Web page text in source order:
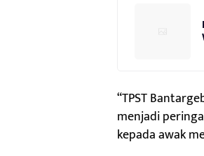
“TPST
menjadi
kepada awak